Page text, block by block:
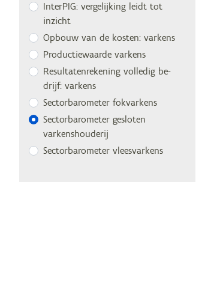
In­ter­PIG: ver­ge­lij­king leidt tot
inzicht
Op­bouw van de kos­ten: varkens
Pro­duc­tie­waar­de varkens
Re­sul­ta­ten­re­ke­ning vol­le­dig be­
drijf: varkens
Sec­tor­ba­ro­me­ter fokvarkens
Sec­tor­ba­ro­me­ter ge­slo­ten
varkenshouderij
Sec­tor­ba­ro­me­ter vleesvarkens